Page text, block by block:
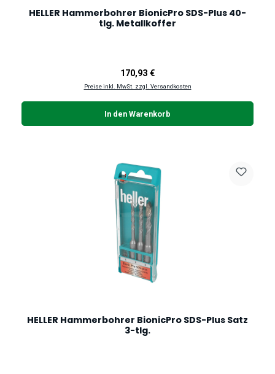
HELLER Hammerbohrer BionicPro SDS-Plus 40-
tlg. Metallkoffer
Regulärer Preis:
170,93 €
Preise inkl. MwSt. zzgl. Versandkosten
In den Warenkorb
HELLER Hammerbohrer BionicPro SDS-Plus Satz
3-tlg.